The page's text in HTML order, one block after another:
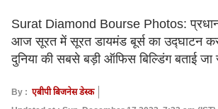
Surat Diamond Bourse Photos:
आज सूरत में सूरत डायमंड बूर्स का उद्घाटन
दुनिया की सबसे बड़ी ऑफिस बिल्डिंग बताई जा
By : एबीपी बिजनेस डेस्क